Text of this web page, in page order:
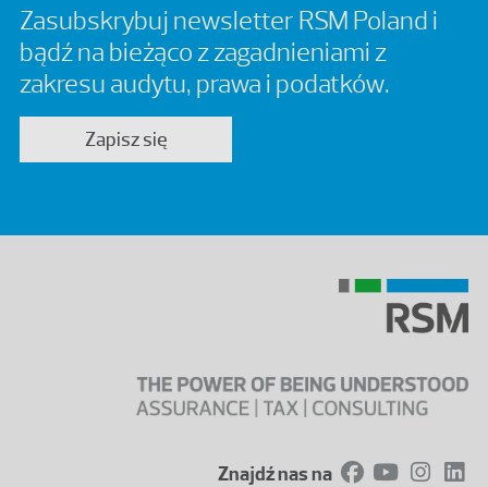
Zasubskrybuj newsletter RSM Poland i
bądź na bieżąco z zagadnieniami z
zakresu audytu, prawa i podatków.
Zapisz się
Znajdź nas na